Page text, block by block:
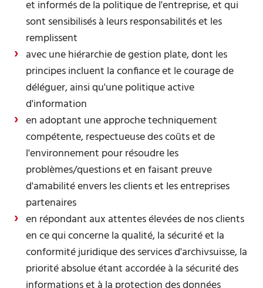
et informés de la politique de l'entreprise, et qui
sont sensibilisés à leurs responsabilités et les
remplissent
avec une hiérarchie de gestion plate, dont les
principes incluent la confiance et le courage de
déléguer, ainsi qu'une politique active
d'information
en adoptant une approche techniquement
compétente, respectueuse des coûts et de
l'environnement pour résoudre les
problèmes/questions et en faisant preuve
d'amabilité envers les clients et les entreprises
partenaires
en répondant aux attentes élevées de nos clients
en ce qui concerne la qualité, la sécurité et la
conformité juridique des services d'archivsuisse, la
priorité absolue étant accordée à la sécurité des